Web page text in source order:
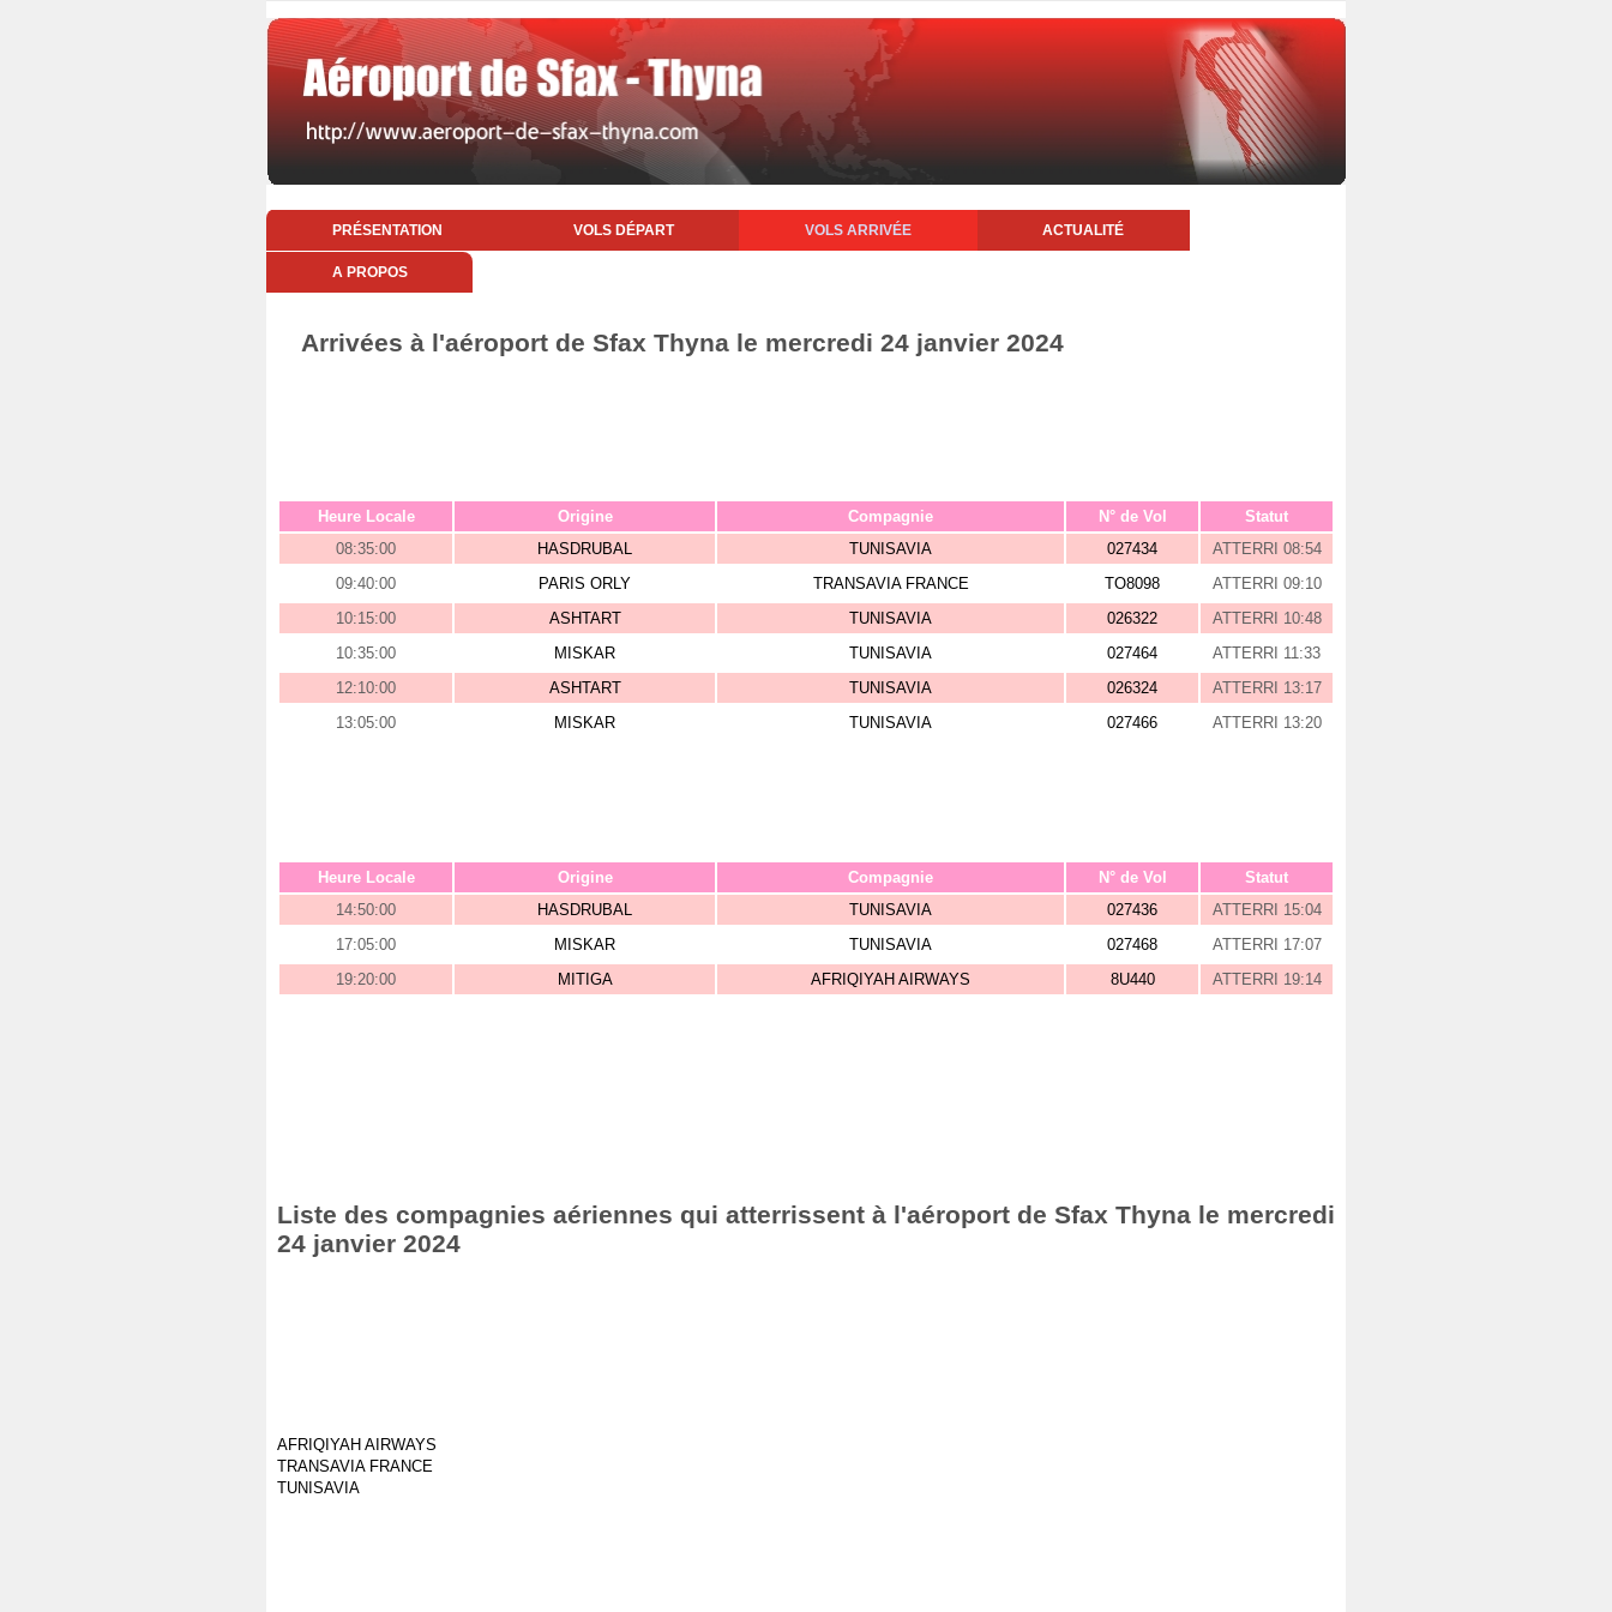
PRÉSENTATION VOLS DÉPART VOLS ARRIVÉE ACTUALITÉ
A PROPOS
Arrivées à l'aéroport de Sfax Thyna le mercredi 24 janvier 2024
Heure Locale Origine Compagnie N° de Vol
Statut
08:35:00
HASDRUBAL TUNISAVIA 027434
ATTERRI 08:54
09:40:00
PARIS ORLY TRANSAVIA FRANCE TO8098
ATTERRI 09:10
10:15:00
ASHTART TUNISAVIA 026322
ATTERRI 10:48
10:35:00
MISKAR TUNISAVIA 027464
ATTERRI 11:33
12:10:00
ASHTART TUNISAVIA 026324
ATTERRI 13:17
13:05:00
MISKAR TUNISAVIA 027466 ATTERRI 13:20
Heure Locale Origine Compagnie N° de Vol
Statut
14:50:00
HASDRUBAL TUNISAVIA 027436
ATTERRI 15:04
17:05:00
MISKAR TUNISAVIA 027468
ATTERRI 17:07
19:20:00
MITIGA AFRIQIYAH AIRWAYS 8U440 ATTERRI 19:14
Liste des compagnies aériennes qui atterrissent à l'aéroport de Sfax Thyna le mercredi
24 janvier 2024
AFRIQIYAH AIRWAYS
TRANSAVIA FRANCE
TUNISAVIA